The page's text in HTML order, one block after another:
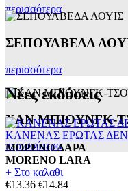
περισσότερα
ΣΕΠΟΥΛΒΕΔΑ
περισσότερα
ΧΑΝ ΜΠΙΟΥΝΓΚ-
περισσότερα
Νέες εκδόσεις
ΚΑΝΕΝΑΣ ΕΡΩΤΑΣ ΔΕΝ
ΜΟΡΕΝΟ ΛΑΡΑ
MORENO LARA
+ Στο καλαθι
€13.36 €14.84